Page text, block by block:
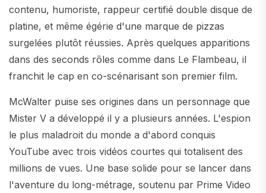
contenu, humoriste, rappeur certifié double disque de
platine, et même égérie d'une marque de pizzas
surgelées plutôt réussies. Après quelques apparitions
dans des seconds rôles comme dans Le Flambeau, il
franchit le cap en co-scénarisant son premier film.
McWalter puise ses origines dans un personnage que
Mister V a développé il y a plusieurs années. L'espion
le plus maladroit du monde a d'abord conquis
YouTube avec trois vidéos courtes qui totalisent des
millions de vues. Une base solide pour se lancer dans
l'aventure du long-métrage, soutenu par Prime Video